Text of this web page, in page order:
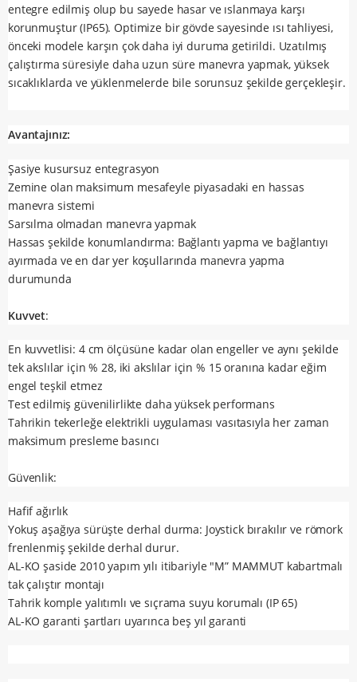
entegre edilmiş olup bu sayede hasar ve ıslanmaya karşı
korunmuştur (IP65). Optimize bir gövde sayesinde ısı tahliyesi,
önceki modele karşın çok daha iyi duruma getirildi. Uzatılmış
çalıştırma süresiyle daha uzun süre manevra yapmak, yüksek
sıcaklıklarda ve yüklenmelerde bile sorunsuz şekilde gerçekleşir.
Avantajınız:
Şasiye kusursuz entegrasyon
Zemine olan maksimum mesafeyle piyasadaki en hassas
manevra sistemi
Sarsılma olmadan manevra yapmak
Hassas şekilde konumlandırma: Bağlantı yapma ve bağlantıyı
ayırmada ve en dar yer koşullarında manevra yapma
durumunda
Kuvvet:
En kuvvetlisi: 4 cm ölçüsüne kadar olan engeller ve aynı şekilde
tek akslılar için % 28, iki akslılar için % 15 oranına kadar eğim
engel teşkil etmez
Test edilmiş güvenilirlikte daha yüksek performans
Tahrikin tekerleğe elektrikli uygulaması vasıtasıyla her zaman
maksimum presleme basıncı
Güvenlik:
Hafif ağırlık
Yokuş aşağıya sürüşte derhal durma: Joystick bırakılır ve römork
frenlenmiş şekilde derhal durur.
AL-KO şaside 2010 yapım yılı itibariyle "M” MAMMUT kabartmalı
tak çalıştır montajı
Tahrik komple yalıtımlı ve sıçrama suyu korumalı (IP 65)
AL-KO garanti şartları uyarınca beş yıl garanti